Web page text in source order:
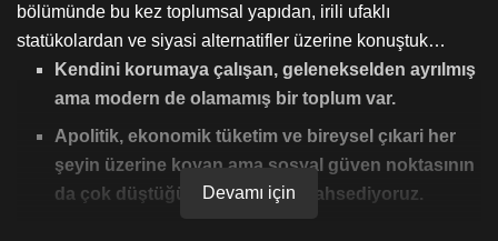
bölümünde bu kez toplumsal yapıdan, irili ufaklı
statükolardan ve siyasi alternatifler üzerine konuştuk…
Kendini korumaya çalışan, gelenekselden ayrılmış
ama modern de olamamış bir toplum var.
Apolitik, ekonomik tüketim ve bireysel çıkari her
şeyin üzerine koyan ama sosyal güven noktasının
da çok düştüğü bir ortamdan bahsediyoruz.
Devamı için